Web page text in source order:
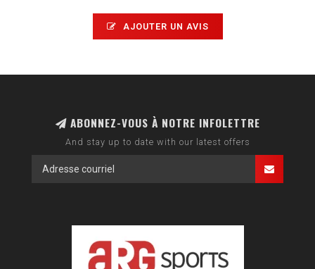
AJOUTER UN AVIS
ABONNEZ-VOUS À NOTRE INFOLETTRE
And stay up to date with our latest offers